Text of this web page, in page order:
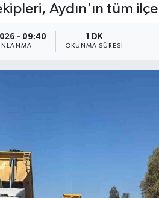
Aydın'ın tüm
- 09:40 1 DK
OKUNMA SÜRESI